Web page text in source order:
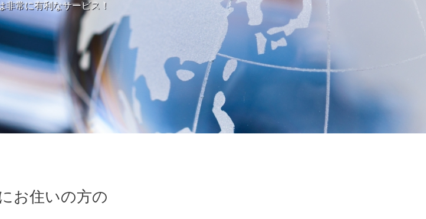
非常に有利なサービス！
お住いの方の